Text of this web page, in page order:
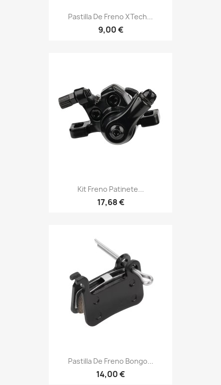
Pastilla De Freno XTech...
9,00 €
Kit Freno Patinete...
17,68 €
Pastilla De Freno Bongo...
14,00 €